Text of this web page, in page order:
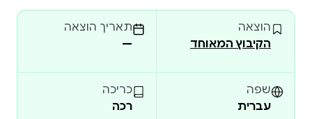
בוגדת בשברים, בקרעים ובחללים הפעורים, אלא נותנת
להם ביטוי מוחשי בפרוזה שירית רבת יופי. במנהרות
התודעה, שאין בהן מוקדם ומאוחר, מתנגשים היופי,
ההוזים" שירה או פשע? עמית זרקא היא משוררת,
מחזאית, פרפורמרית, במאית תיאטרון ובמאית קליפים.
הוצאה
הקיבוץ המאוחד
תאריך הוצאה
—
שפה
עברית
כריכה
רכה